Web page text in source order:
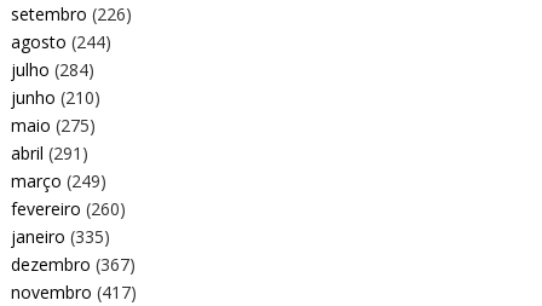
setembro (226)
agosto (244)
julho (284)
junho (210)
maio (275)
abril (291)
março (249)
fevereiro (260)
janeiro (335)
dezembro (367)
novembro (417)